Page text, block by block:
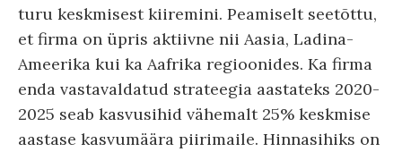
turu keskmisest kiiremini. Peamiselt seetõttu,
et firma on üpris aktiivne nii Aasia, Ladina-
Ameerika kui ka Aafrika regioonides. Ka firma
enda vastavaldatud strateegia aastateks 2020-
2025 seab kasvusihid vähemalt 25% keskmise
aastase kasvumäära piirimaile. Hinnasihiks on